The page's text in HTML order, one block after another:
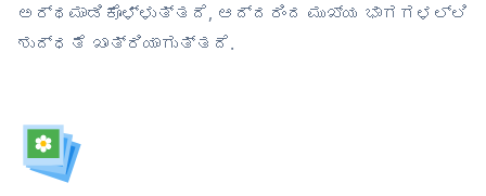
ಅರ್ಥಮಾಡಿಕೊಳ್ಳುತ್ತದೆ, ಆದ್ದರಿಂದ ಮುಖ್ಯ ಭಾಗಗಳಲ್ಲಿ
ಶುದ್ಧತೆ ಖಾತ್ರಿಯಾಗುತ್ತದೆ.